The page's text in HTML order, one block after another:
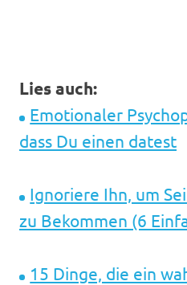
Lies auch:
Emotionaler
dass Du einen datest
Ignoriere Ihn, um
zu Bekommen (6
15 Dinge, die ein